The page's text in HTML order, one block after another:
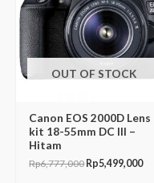
OUT OF STOCK
Canon EOS 2000D Lens
kit 18-55mm DC III –
Hitam
Rp6,777,000 Rp5,499,000